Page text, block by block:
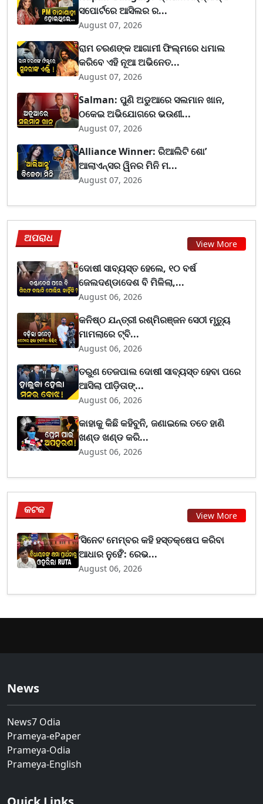
ସପୋର୍ଟରେ ଆସିଲର ର...
August 07, 2026
ରାମ ଚରଣଙ୍କ ଆଗାମୀ ଫିଲ୍ମରେ ଧମାଲ
କରିବେ ଏହି ନୂଆ ଅଭିନେତ...
August 07, 2026
Salman: ପୁଣି ଅଡୁଆରେ ସଲମାନ ଖାନ,
ଠକେଇ ଅଭିଯୋଗରେ ଭଉଣୀ...
August 07, 2026
Alliance Winner: ରିଆଲିଟି ଶୋ’
ଆଲାଏନ୍ସର ୱିନର ମିନି ମ...
August 07, 2026
ଅପରାଧ View More
ଦୋଷୀ ସାବ୍ୟସ୍ତ ହେଲେ, ୧୦ ବର୍ଷ
ଜେଲଦଣ୍ଡାଦେଶ ବି ମିଳିଲା,...
August 06, 2026
କନିଷ୍ଠ ଯନ୍ତ୍ରୀ ରଶ୍ମିରଞ୍ଜନ ସେଠୀ ମୃତ୍ୟୁ
ମାମଲାରେ ଟ୍ବି...
August 06, 2026
ତରୁଣ ତେଜପାଲ ଦୋଷୀ ସାବ୍ୟସ୍ତ ହେବା ପରେ
ଆସିଲା ପୀଡ଼ିତାଙ୍...
August 06, 2026
କାହାକୁ କିଛି କହିବୁନି, ଜଣାଇଲେ ତତେ ହାଣି
ଖଣ୍ଡ ଖଣ୍ଡ କରି...
August 06, 2026
କଟକ View More
‘ସିନେଟ ମେମ୍ବର କହି ହସ୍ତକ୍ଷେପ କରିବା
ଆଧାର ନୁହେଁ’: ରେଭ...
August 06, 2026
News
News7 Odia
Prameya-ePaper
Prameya-Odia
Prameya-English